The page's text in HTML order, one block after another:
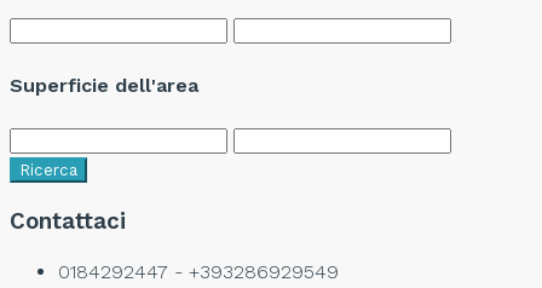
Superficie dell'area
Ricerca
Contattaci
0184292447 - +393286929549